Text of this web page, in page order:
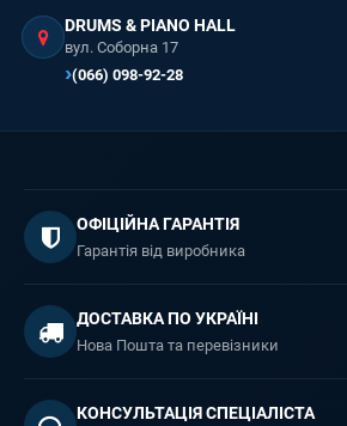
DRUMS & PIANO HALL
вул. Соборна 17
(066) 098-92-28
ОФІЦІЙНА ГАРАНТІЯ
Гарантія від виробника
ДОСТАВКА ПО УКРАЇНІ
Нова Пошта та перевізники
КОНСУЛЬТАЦІЯ СПЕЦІАЛІСТА